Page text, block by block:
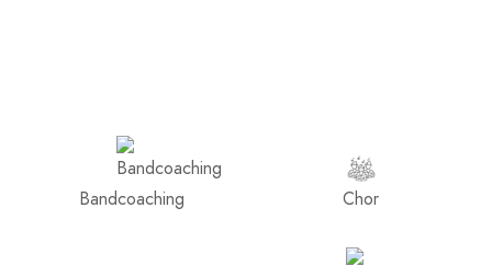
Bandcoaching Chor